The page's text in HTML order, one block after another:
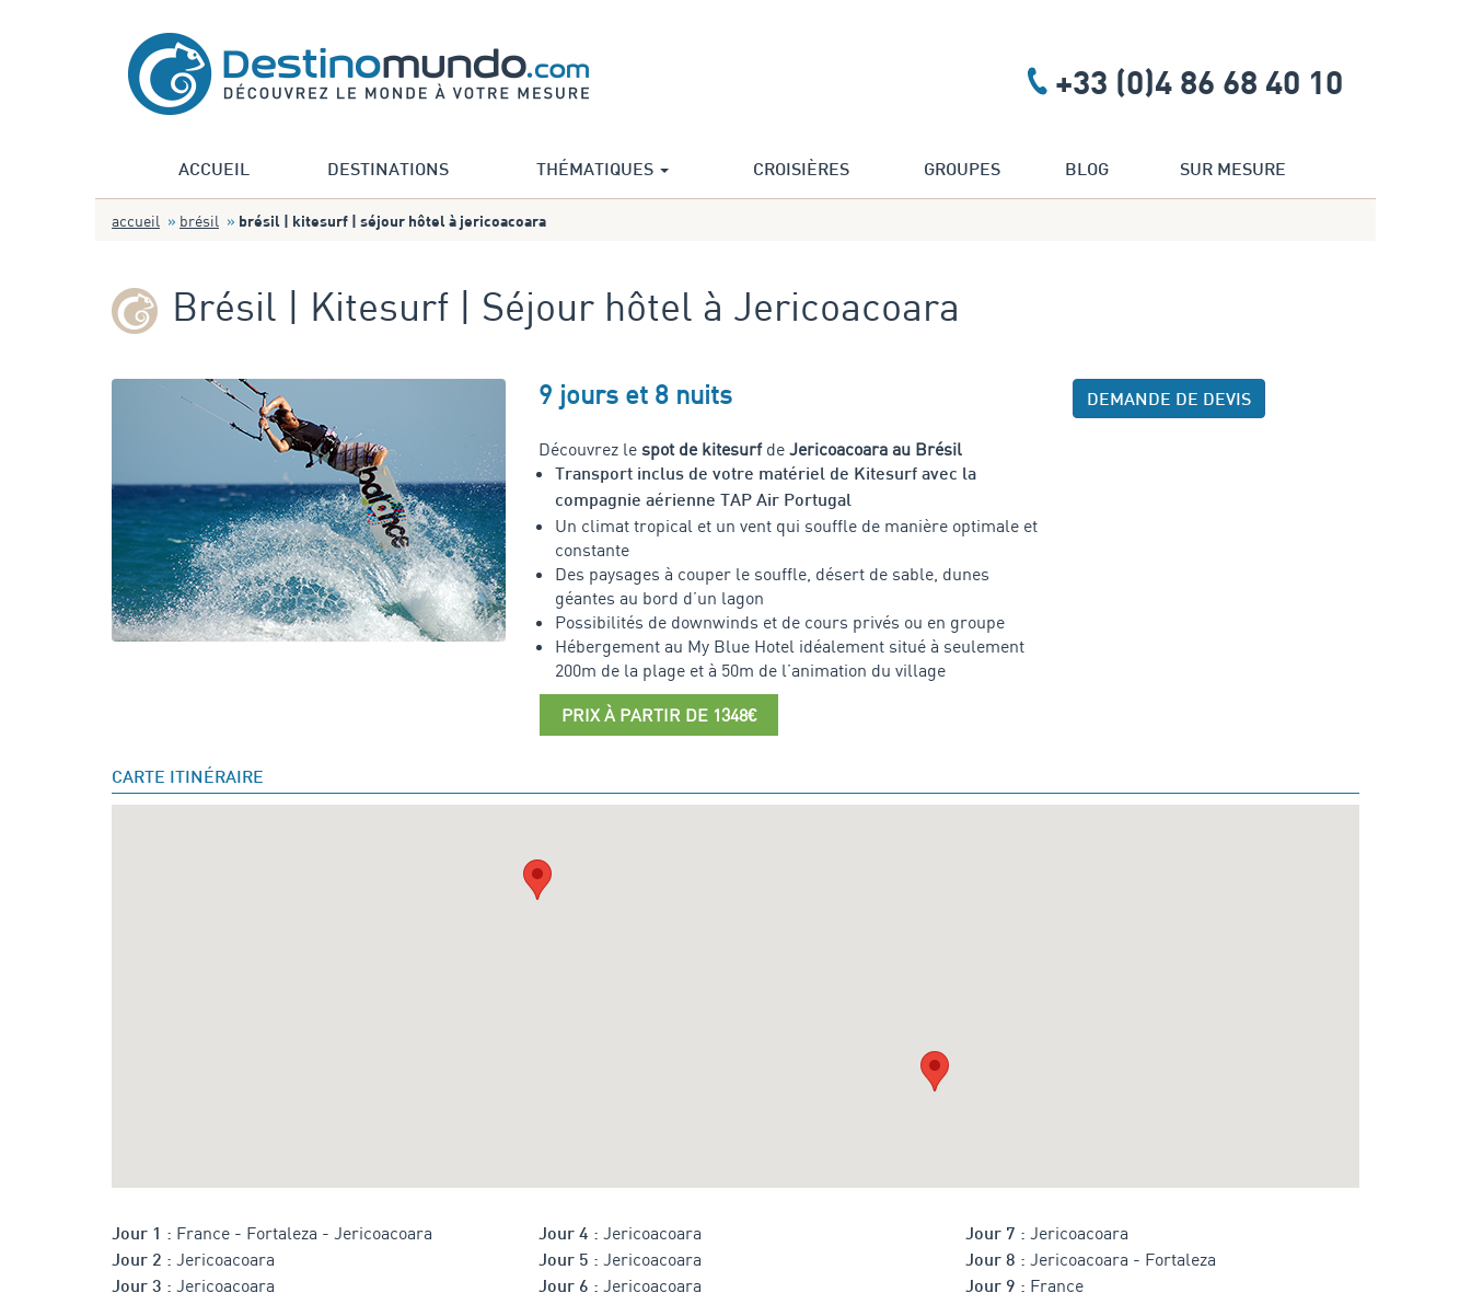
+33 (0)4 86 68 40 10
ACCUEIL DESTINATIONS THÉMATIQUES CROISIÈRES GROUPES BLOG SUR MESURE
accueil brésil brésil | kitesurf | séjour hôtel à jericoacoara
Brésil | Kitesurf | Séjour hôtel à Jericoacoara
9 jours et 8 nuits
Découvrez le spot de kitesurfde Jericoacoara au Brésil
Transport inclus de votre matériel de Kitesurf avec la
compagnie aérienne TAP Air Portugal
Un climat tropical et un vent qui souffle de manière optimale et
constante
Des paysages à couper le souffle, désert de sable, dunes
géantes au bord d’un lagon
Possibilités de downwinds et de cours privés ou en groupe
Hébergement au My Blue Hotel idéalement situé à seulement
200m de la plage et à 50m de l’animation du village
PRIX À PARTIR DE 1348€
DEMANDE DE DEVIS
CARTE ITINÉRAIRE
Jour 1 : France - Fortaleza - Jericoacoara
Jour 2 : Jericoacoara
Jour 3 : Jericoacoara
Jour 4 : Jericoacoara
Jour 5 : Jericoacoara
Jour 6 : Jericoacoara
Jour 7 : Jericoacoara
Jour 8 : Jericoacoara - Fortaleza
Jour 9 : France